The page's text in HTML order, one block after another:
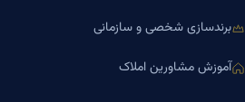
برندسازی شخصی و سازمانی
آموزش مشاورین املاک